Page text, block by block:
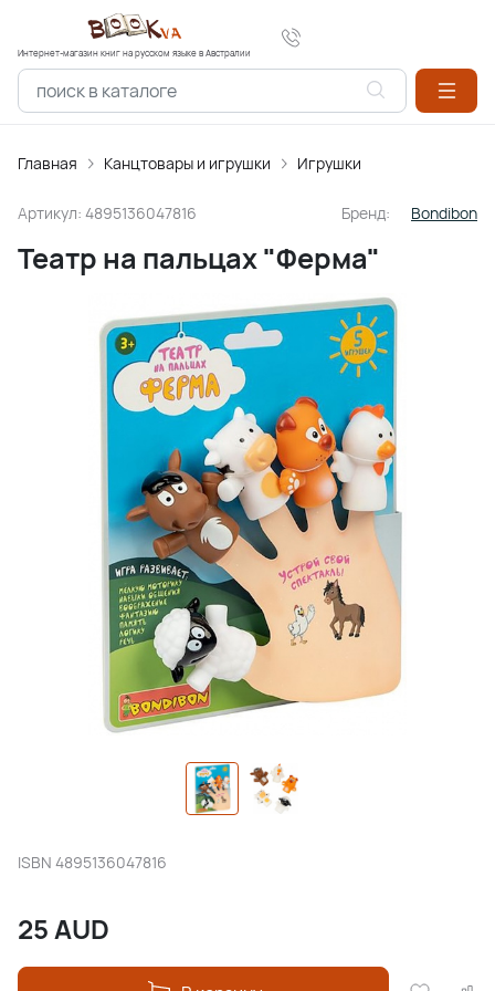
Интернет-магазин книг на русском языке в Австралии
Главная Канцтовары и игрушки Игрушки
Артикул: 4895136047816 Бренд: Bondibon
Театр на пальцах "Ферма"
ISBN 4895136047816
25AUD